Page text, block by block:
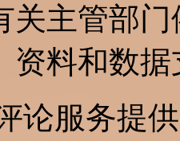
关主管部
资料和数
论服务提